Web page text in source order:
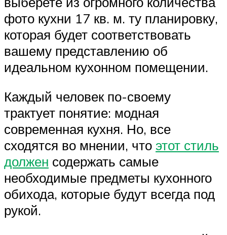
фото кухни 17 кв. м. ту планировку,
которая будет соответствовать
вашему представлению об
идеальном кухонном помещении.
Каждый человек по-своему
трактует понятие: модная
современная кухня. Но, все
сходятся во мнении, что этот стиль
должен содержать самые
необходимые предметы кухонного
обихода, которые будут всегда под
рукой.